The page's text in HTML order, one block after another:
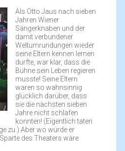
Als Otto Jaus nach sieben
Jahren Wiener
Sängerknaben und der
damit verbundener
Weltumrundungen wieder
seine Eltern kennen lernen
durfte, war klar, dass die
Bühne sein Leben regieren
musste! Seine Eltern
waren so wahnsinnig
glücklich darüber, dass
sie die nächsten sieben
Jahre nicht schlafen
konnten! (Eigentlich taten
zu.) Aber wo würde er
des Theaters wäre